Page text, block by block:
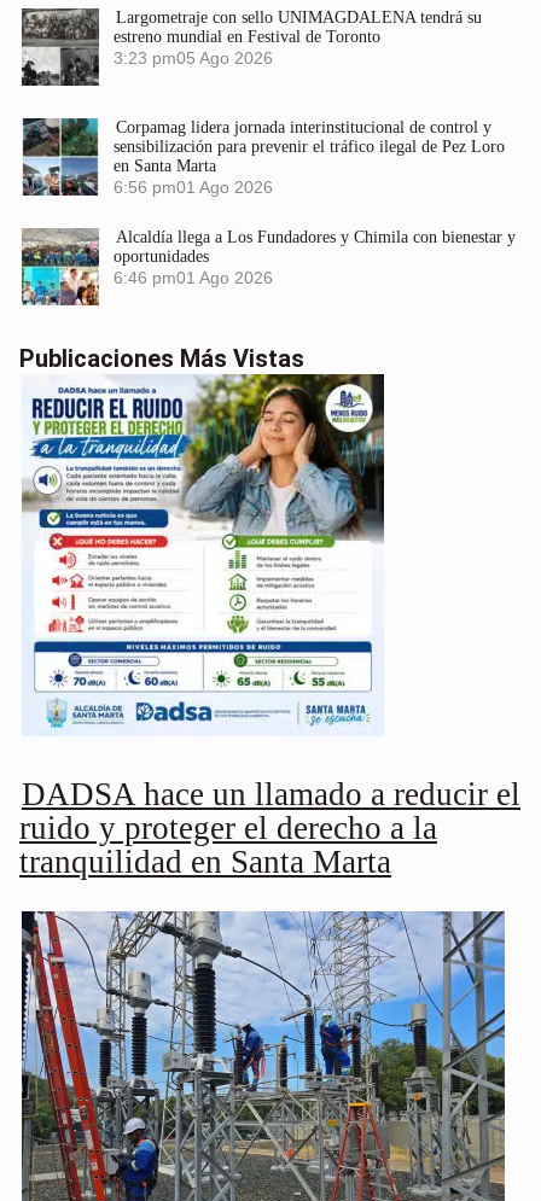
Largometraje con sello UNIMAGDALENA tendrá su
estreno mundial en Festival de Toronto
3:23 pm05 Ago 2026
Corpamag lidera jornada interinstitucional de control y
sensibilización para prevenir el tráfico ilegal de Pez Loro
en Santa Marta
6:56 pm01 Ago 2026
Alcaldía llega a Los Fundadores y Chimila con bienestar y
oportunidades
6:46 pm01 Ago 2026
Publicaciones Más Vistas
DADSA hace un llamado a reducir el
ruido y proteger el derecho a la
tranquilidad en Santa Marta